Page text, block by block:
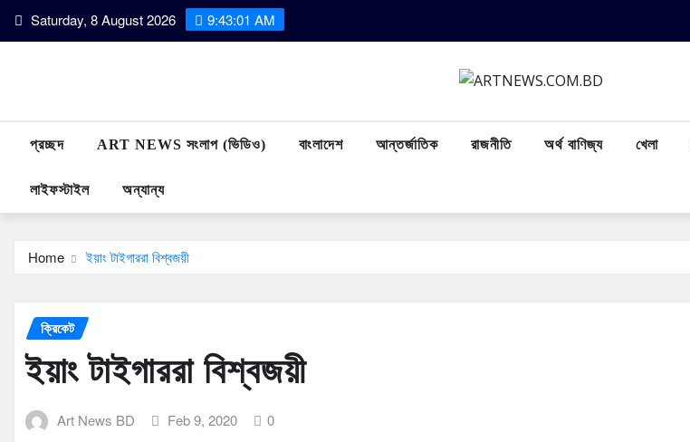
Skip Saturday, 8 August 2026 9:43:02 AM
প্রচ্ছদ ART NEWS সংলাপ (ভিডিও) বাংলাদেশ আন্তর্জাতিক রাজনীতি অর্থ বাণিজ্য খেলা
লাইফস্টাইল অন্যান্য
Home ইয়াং টাইগাররা বিশ্বজয়ী
ক্রিকেট
ইয়াং টাইগাররা বিশ্বজয়ী
Art News BD Feb 9, 2020 0